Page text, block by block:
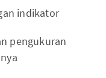
indikator
pengukuran